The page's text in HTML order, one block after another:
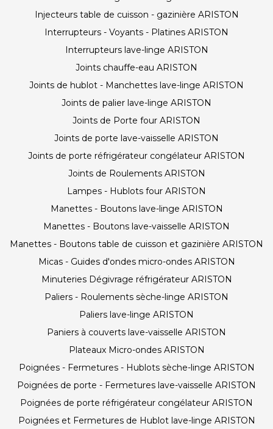
Injecteurs table de cuisson - gazinière ARISTON
Interrupteurs - Voyants - Platines ARISTON
Interrupteurs lave-linge ARISTON
Joints chauffe-eau ARISTON
Joints de hublot - Manchettes lave-linge ARISTON
Joints de palier lave-linge ARISTON
Joints de Porte four ARISTON
Joints de porte lave-vaisselle ARISTON
Joints de porte réfrigérateur congélateur ARISTON
Joints de Roulements ARISTON
Lampes - Hublots four ARISTON
Manettes - Boutons lave-linge ARISTON
Manettes - Boutons lave-vaisselle ARISTON
Manettes - Boutons table de cuisson et gazinière ARISTON
Micas - Guides d'ondes micro-ondes ARISTON
Minuteries Dégivrage réfrigérateur ARISTON
Paliers - Roulements sèche-linge ARISTON
Paliers lave-linge ARISTON
Paniers à couverts lave-vaisselle ARISTON
Plateaux Micro-ondes ARISTON
Poignées - Fermetures - Hublots sèche-linge ARISTON
Poignées de porte - Fermetures lave-vaisselle ARISTON
Poignées de porte réfrigérateur congélateur ARISTON
Poignées et Fermetures de Hublot lave-linge ARISTON